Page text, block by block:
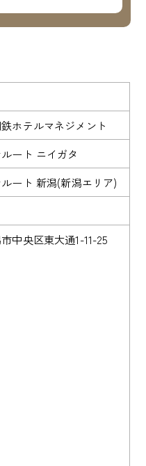
ホテルマネジメント
ート ニイガタ
ート 新潟(新潟エリア)
中央区東大通1-11-25